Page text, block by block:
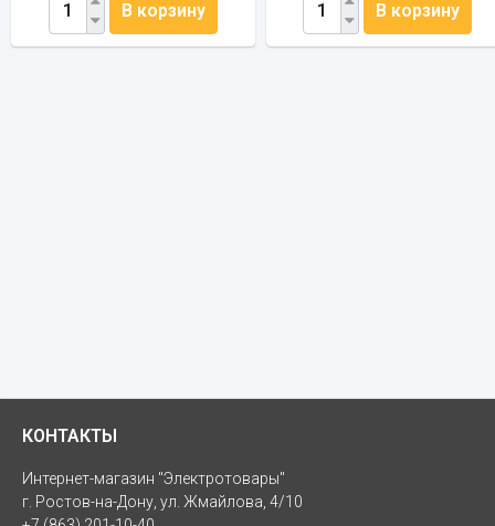
В корзину В корзину
КОНТАКТЫ
Интернет-магазин "Электротовары"
г. Ростов-на-Дону, ул. Жмайлова, 4/10